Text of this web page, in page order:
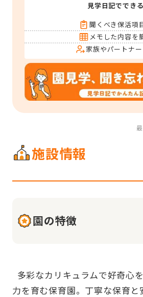
見学日記ででき
聞くべき保活項
メモした内容を
家族やパートナ
施設情報
園の特徴
力を育む保育園。丁寧な保育と